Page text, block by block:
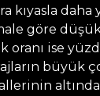
kıyasla
göre
ise
büyük